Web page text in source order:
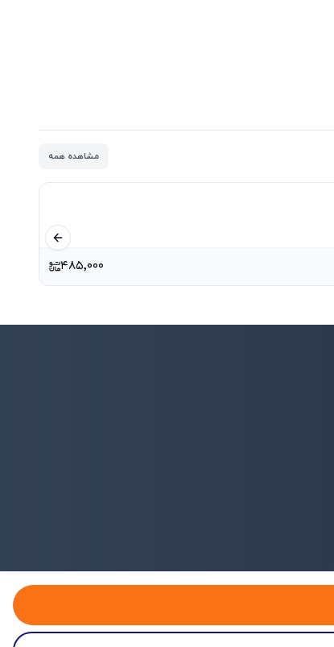
مشاهده همه
۴۸۵٬۰۰۰
اسلاید قبلی